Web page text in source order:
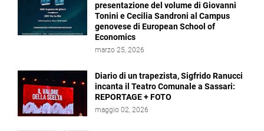
presentazione del volume di Giovanni
Tonini e Cecilia Sandroni al Campus
genovese di European School of
Economics
marzo 25, 2026
Diario di un trapezista, Sigfrido Ranucci
incanta il Teatro Comunale a Sassari:
REPORTAGE + FOTO
maggio 02, 2026